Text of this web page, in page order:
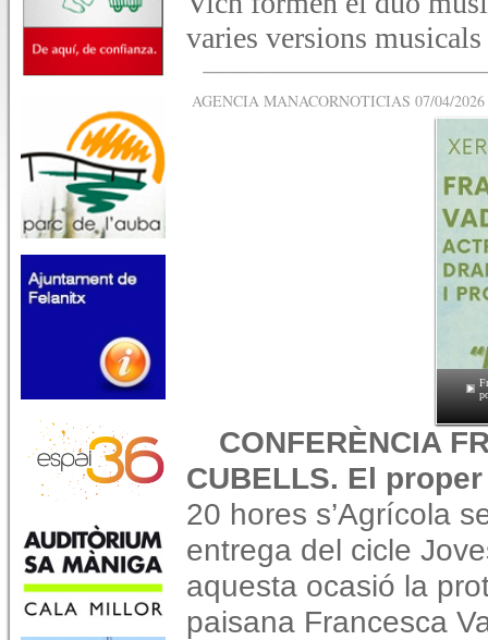
varies versions musicals
AGENCIA MANACORNOTICIAS 07/04/
CONFERÈNCIA
CUBELLS. El
20 hores s’Agrícola
entrega del cicle
aquesta ocasió la
paisana Francesca